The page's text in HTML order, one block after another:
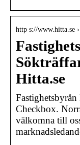
http s://www.hitta.se
Hitta.se
Checkbox.
välkomna till